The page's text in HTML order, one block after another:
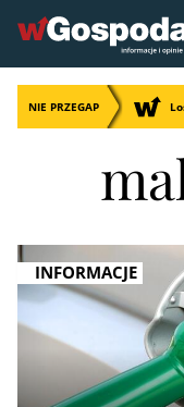
NIE PRZEGAP
INFORMACJE